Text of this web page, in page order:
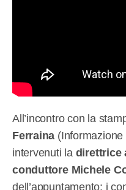
All’incontro con la
Ferraina
intervenuti la direttrice
conduttore Michele
dell’appuntamento: i